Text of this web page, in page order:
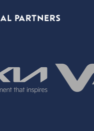
PARTNERS